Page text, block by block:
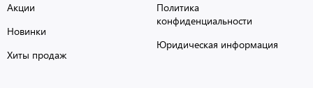
Акции
Новинки
Хиты продаж
Политика
конфиденциальности
Юридическая информация